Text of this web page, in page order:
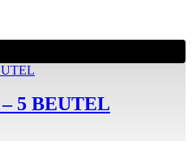
5 BEUTEL